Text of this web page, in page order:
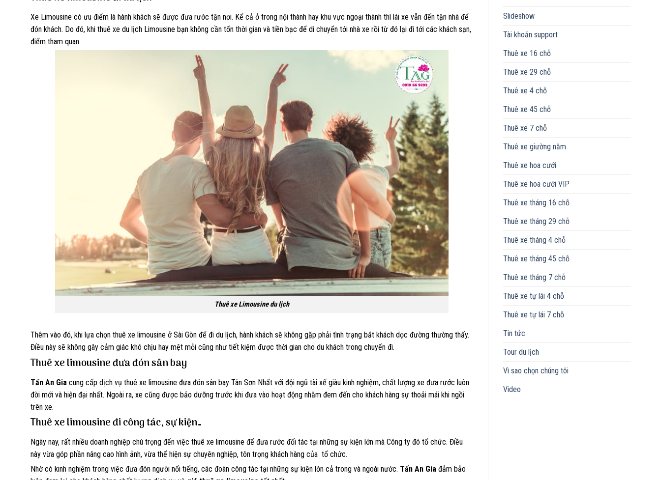
Xe Limousine có ưu điểm là hành khách sẽ được đưa rước tận nơi. Kể cả ở trong nội thành hay khu vực ngoại thành thì lái xe vẫn đến tận nhà để
đón khách. Do đó, khi thuê xe du lịch Limousine bạn không cần tốn thời gian và tiền bạc để di chuyển tới nhà xe rồi từ đó lại đi tới các khách sạn,
điểm tham quan.
Thuê xe Limousine du lịch
Thêm vào đó, khi lựa chọn thuê xe limousine ở Sài Gòn để đi du lịch, hành khách sẽ không gặp phải tình trạng bắt khách dọc đường thường thấy.
Điều này sẽ không gây cảm giác khó chịu hay mệt mỏi cũng như tiết kiệm được thời gian cho du khách trong chuyến đi.
Thuê xe limousine đưa đón sân bay
Tấn An Gia cung cấp dịch vụ thuê xe limousine đưa đón sân bay Tân Sơn Nhất với đội ngũ tài xế giàu kinh nghiệm, chất lượng xe đưa rước luôn
đời mới và hiện đại nhất. Ngoài ra, xe cũng được bảo dưỡng trước khi đưa vào hoạt động nhằm đem đến cho khách hàng sự thoải mái khi ngồi
trên xe.
Thuê xe limousine đi công tác, sự kiện…
Ngày nay, rất nhiều doanh nghiệp chú trọng đến việc thuê xe limousine để đưa rước đối tác tại những sự kiện lớn mà Công ty đó tổ chức. Điều
này vừa góp phần nâng cao hình ảnh, vừa thể hiện sự chuyên nghiệp, tôn trọng khách hàng của tổ chức.
Nhờ có kinh nghiệm trong việc đưa đón người nổi tiếng, các đoàn công tác tại những sự kiện lớn cả trong và ngoài nước. Tấn An Gia đảm bảo
Slideshow
Tài khoản support
Thuê xe 16 chỗ
Thuê xe 29 chỗ
Thuê xe 4 chỗ
Thuê xe 45 chỗ
Thuê xe 7 chỗ
Thuê xe giường nằm
Thuê xe hoa cưới
Thuê xe hoa cưới VIP
Thuê xe tháng 16 chỗ
Thuê xe tháng 29 chỗ
Thuê xe tháng 4 chỗ
Thuê xe tháng 45 chỗ
Thuê xe tháng 7 chỗ
Thuê xe tự lái 4 chỗ
Thuê xe tự lái 7 chỗ
Tin tức
Tour du lịch
Vì sao chọn chúng tôi
Video